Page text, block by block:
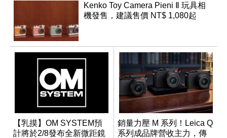
Kenko Toy Camera Pieni Ⅱ 玩具相
機發售，建議售價 NT$ 1,080起
【乳摸】OM SYSTEM預
計將於2/8發布全新微距鏡
銷量力壓 M 系列！Leica Q
系列成品牌營收主力，傳